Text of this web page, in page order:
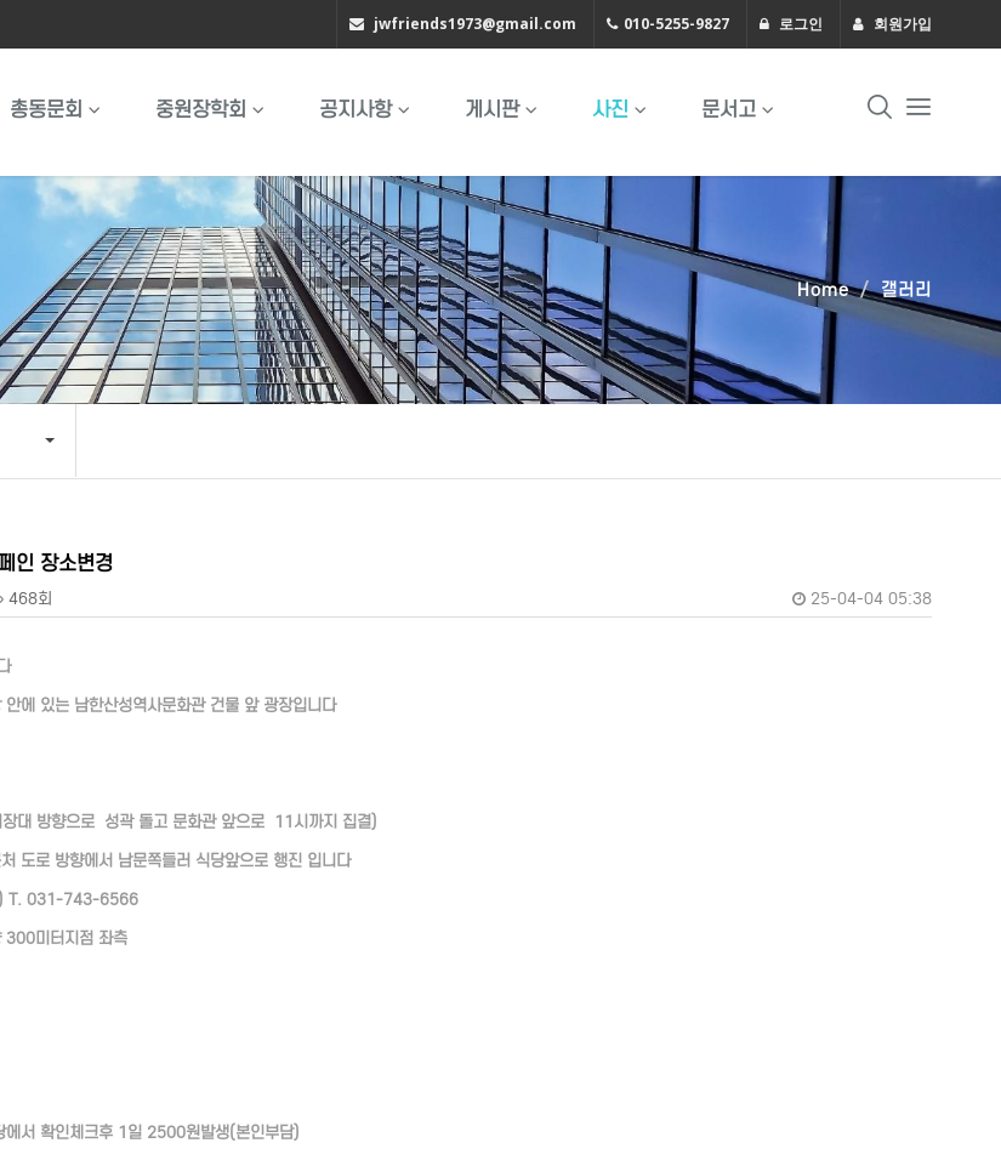
jwfriends1973@gmail.com 010-5255-9827 로그인 회원가입
총동문회 중원장학회 공지사항 게시판 사진 문서고
Home 갤러리
인 장소변경
468회 25-04-04 05:38
안에 있는 남한산성역사문화관 건물 앞 광장입니다
대 방향으로 성곽 돌고 문화관 앞으로 11시까지 집결)
도로 방향에서 남문쪽들러 식당앞으로 행진 입니다
) T. 031-743-6566
300미터지점 좌측
에서 확인체크후 1일 2500원발생(본인부담)